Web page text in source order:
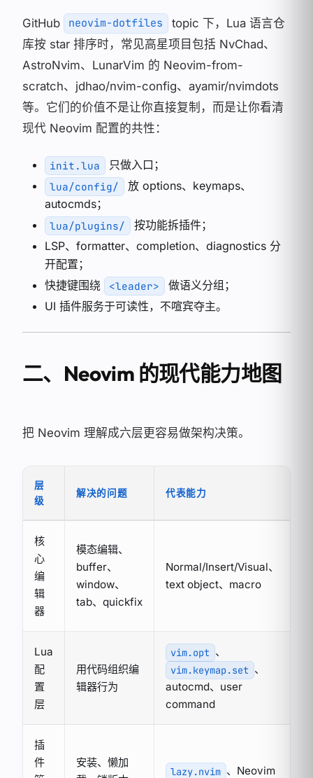
GitHub neovim-dotfiles
topic 下，Lua 语言仓
库按 star 排序时，常见高星项目包括 NvChad、
AstroNvim、LunarVim 的 Neovim-from-
scratch、jdhao/nvim-config、ayamir/nvimdots
等。它们的价值不是让你直接复制，而是让你看清
现代 Neovim 配置的共性：
init.lua 只做入口；
lua/config/
放 options、keymaps、
autocmds；
lua/plugins/
按功能拆插件；
LSP、formatter、completion、diagnostics 分
开配置；
快捷键围绕
<leader>
做语义分组；
UI 插件服务于可读性，不喧宾夺主。
二、Neovim 的现代能力地图
把 Neovim 理解成六层更容易做架构决策。
层
级
解决的问题 代表能力
核
心
编
辑
器
模态编辑、
buffer、
window、
tab、quickfix
Normal/Insert/Visual、
text object、macro
Lua
配
置
层
用代码组织编
辑器行为
vim.opt 、
vim.keymap.set 、
autocmd、user
command
插
件
安装、懒加
lazy.nvim 、Neovim